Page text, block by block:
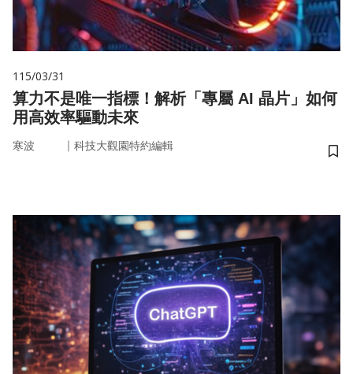
115/03/31
算力不是唯一指標！解析「專屬 AI 晶片」如何
用高效率驅動未來
寒波 ｜ 科技大觀園特約編輯
儲